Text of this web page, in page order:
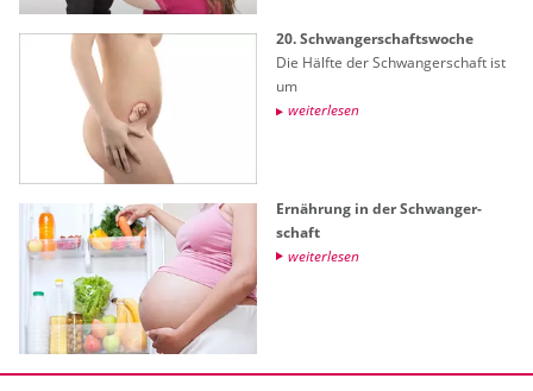
20. Schwan­ger­schafts­wo­che
Die Hälf­te der Schwan­ger­schaft ist
um
wei­ter­le­sen
Er­näh­rung in der Schwan­ger­
schaft
wei­ter­le­sen